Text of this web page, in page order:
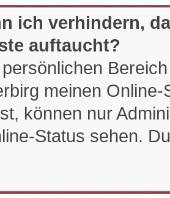
ich verhindern,
auftaucht?
meinen
können nur
Status sehen.